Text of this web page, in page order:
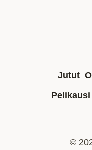
Jutut
Pelikausi
©